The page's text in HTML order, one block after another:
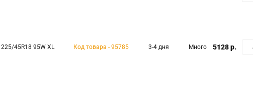
225/45R18 95W XL Код товара - 95785 3-4 дня Много 5128 р.